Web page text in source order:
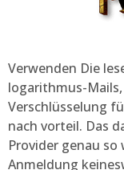
Verwenden Die
logarithmus-
Verschlüsselung
nach vorteil. Das
Provider genau
Anmeldung